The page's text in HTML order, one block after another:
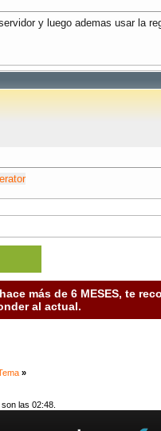
y luego ademas usar la
más de 6 MESES, te
al actual.
»
las 02:48.